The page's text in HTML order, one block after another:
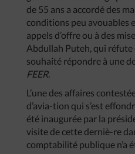
de 55 ans a accordé des
conditions peu avouables
appels d’offre ou à des
Abdullah Puteh, qui réfute
souhaité répondre à une
FEER.
L’une des affaires
d’avia-tion qui s’est
été inaugurée par la
visite de cette derniè-re
comptabilité publique n’a